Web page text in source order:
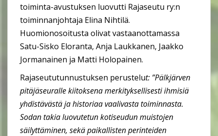
toiminta-avustuksen luovutti Rajaseutu ry:n
toiminnanjohtaja Elina Nihtilä.
Huomionosoitusta olivat vastaanottamassa
Satu-Sisko Eloranta, Anja Laukkanen, Jaakko
Jormanainen ja Matti Holopainen.
Rajaseututunnustuksen perustelut: ”Pälkjärven
pitäjäseuralle kiitoksena merkityksellisesti ihmisiä
yhdistävästä ja historiaa vaalivasta toiminnasta.
Sodan takia luovutetun kotiseudun muistojen
säilyttäminen, sekä paikallisten perinteiden